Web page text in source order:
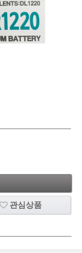
관심상품